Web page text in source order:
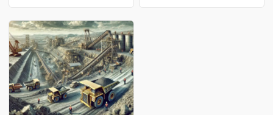
alınıb. . biznes və maliyyə
xəbərləri portalı xəbər verir ki